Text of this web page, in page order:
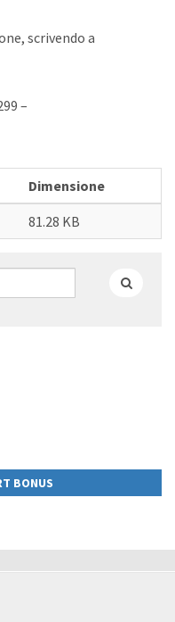
scrivendo a
–
Dimensione
81.28 KB
BONUS